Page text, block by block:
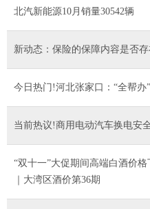
北汽新能源10月销量30542辆
新动态：保险的保障内容是否
今日热门!河北张家口：“全帮办
当前热议!商用电动汽车换电安
“双十一”大促期间高端白酒价
｜大湾区酒价第36期